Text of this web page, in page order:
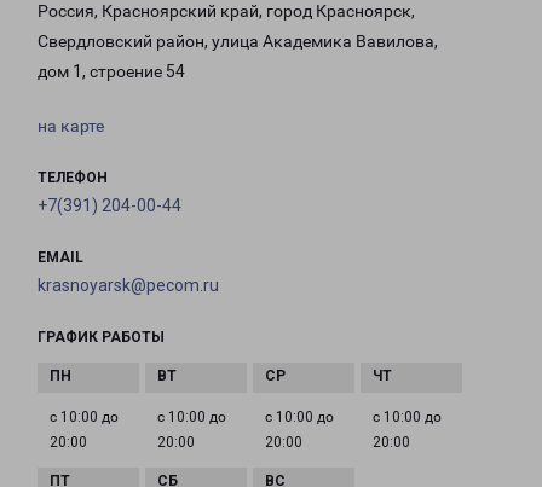
Россия, Красноярский край, город Красноярск,
Свердловский район, улица Академика Вавилова,
дом 1, строение 54
на карте
ТЕЛЕФОН
+7(391) 204-00-44
EMAIL
krasnoyarsk@pecom.ru
ГРАФИК РАБОТЫ
с 10:00 до
20:00
с 10:00 до
20:00
с 10:00 до
20:00
с 10:00 до
20:00